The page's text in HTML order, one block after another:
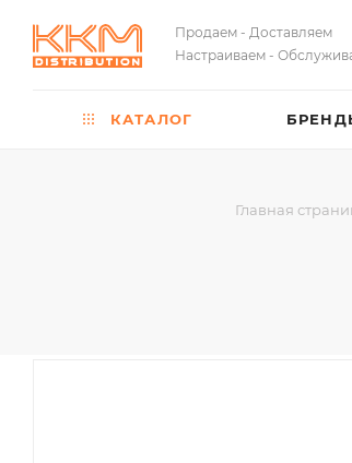
Продаем - Доставляем
Настраиваем -
КАТАЛОГ
Главная